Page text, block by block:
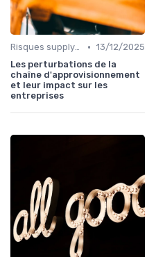
Risques supply-chain • 13/12/2025
Les perturbations de la
chaîne d'approvisionnement
et leur impact sur les
entreprises